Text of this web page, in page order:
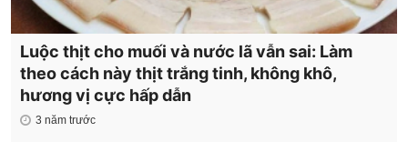
Luộc thịt cho muối và nước lã vẫn sai: Làm
theo cách này thịt trắng tinh, không khô,
hương vị cực hấp dẫn
3 năm trước